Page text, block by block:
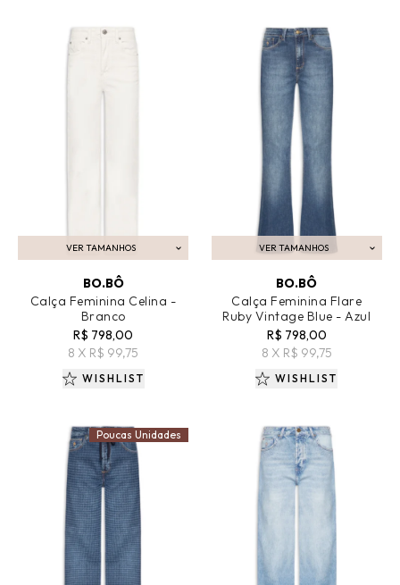
VER TAMANHOS
ADICIONAR AO CARRINHO
BO.BÔ
Calça Feminina Celina -
Branco
R$ 798,00
8 X R$ 99,75
WISHLIST
VER TAMANHOS
ADICIONAR AO CARRINHO
BO.BÔ
Calça Feminina Flare
Ruby Vintage Blue - Azul
R$ 798,00
8 X R$ 99,75
WISHLIST
Poucas Unidades